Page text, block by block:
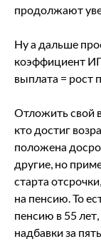
продолжают
Ну а дальше
коэффициент
выплата = рост
Отложить свой
кто достиг
положена
другие, но
старта
на пенсию. То
пенсию в 55
надбавки за